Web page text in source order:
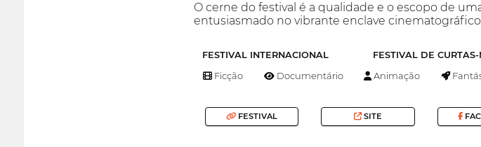
O cerne do festival é a qualidade e o escopo de
entusiasmado no vibrante enclave cinematográfico
FESTIVAL INTERNACIONAL FESTIVAL DE
Ficção Documentário Animação
FESTIVAL SITE